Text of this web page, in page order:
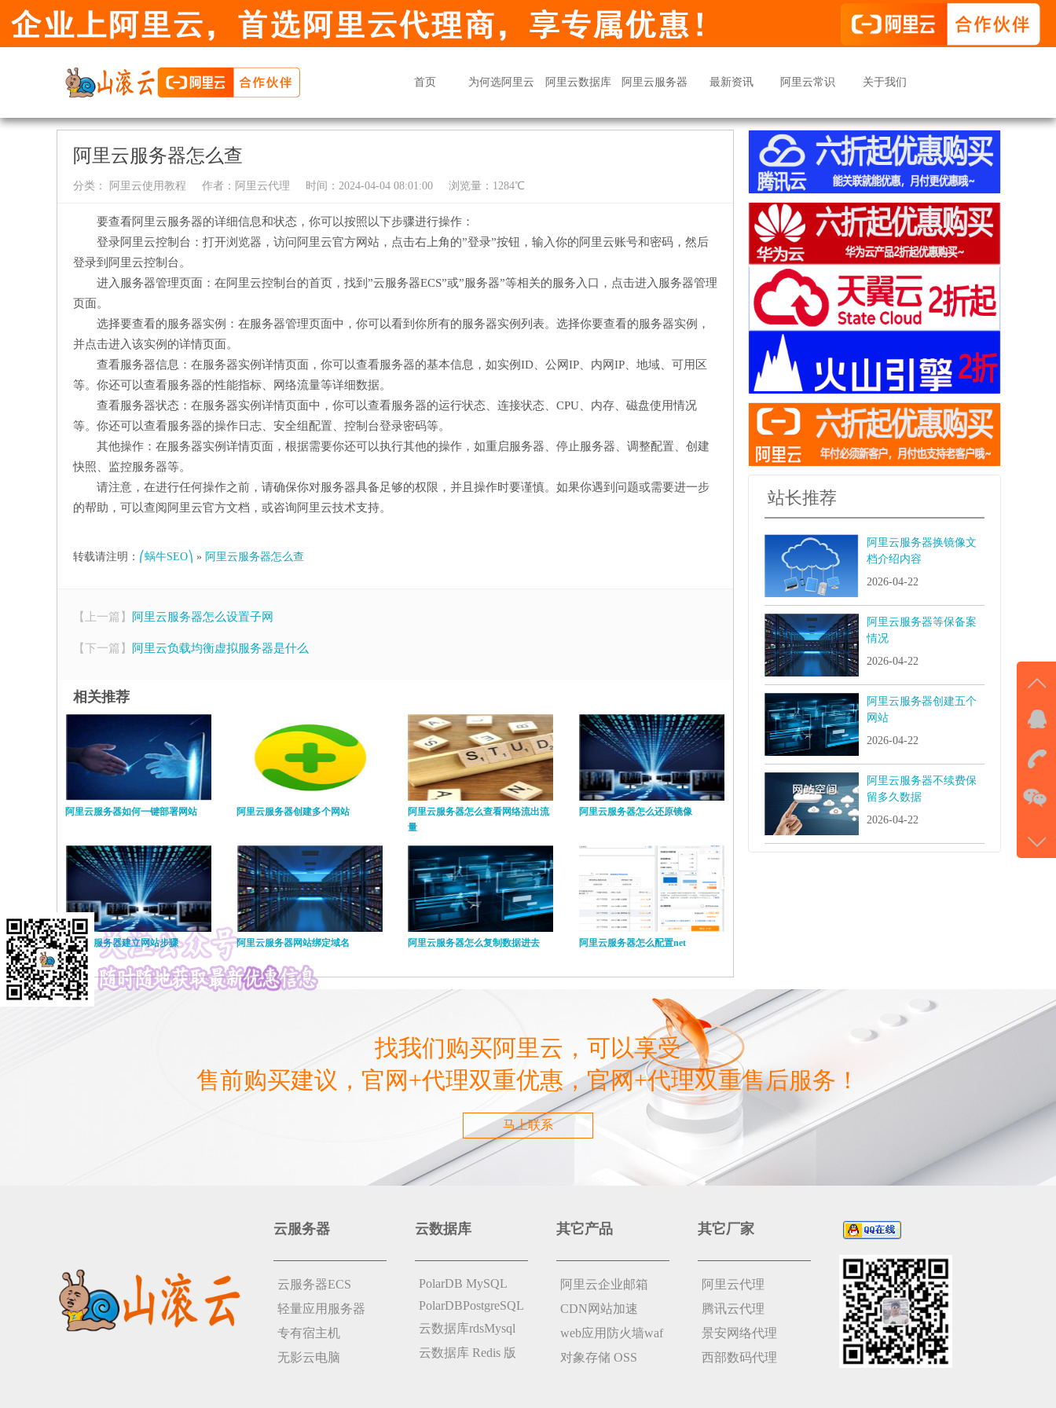
首页 为何选阿里云 阿里云数据库 阿里云服务器 最新资讯 阿里云常识 关于我们
阿里云服务器怎么查
分类： 阿里云使用教程 作者： 阿里云代理 时间：2024-04-04 08:01:00 浏览量：1284℃
要查看阿里云服务器的详细信息和状态，你可以按照以下步骤进行操作：
登录阿里云控制台：打开浏览器，访问阿里云官方网站，点击右上角的”登录”按钮，输入你的阿里云账号和密码，然后
登录到阿里云控制台。
进入服务器管理页面：在阿里云控制台的首页，找到”云服务器ECS”或”服务器”等相关的服务入口，点击进入服务器管理
页面。
选择要查看的服务器实例：在服务器管理页面中，你可以看到你所有的服务器实例列表。选择你要查看的服务器实例，
并点击进入该实例的详情页面。
查看服务器信息：在服务器实例详情页面，你可以查看服务器的基本信息，如实例ID、公网IP、内网IP、地域、可用区
等。你还可以查看服务器的性能指标、网络流量等详细数据。
查看服务器状态：在服务器实例详情页面中，你可以查看服务器的运行状态、连接状态、CPU、内存、磁盘使用情况
等。你还可以查看服务器的操作日志、安全组配置、控制台登录密码等。
其他操作：在服务器实例详情页面，根据需要你还可以执行其他的操作，如重启服务器、停止服务器、调整配置、创建
快照、监控服务器等。
请注意，在进行任何操作之前，请确保你对服务器具备足够的权限，并且操作时要谨慎。如果你遇到问题或需要进一步
的帮助，可以查阅阿里云官方文档，或咨询阿里云技术支持。
转载请注明： ⎛蜗牛SEO⎞ » 阿里云服务器怎么查
【上一篇】 阿里云服务器怎么设置子网
【下一篇】 阿里云负载均衡虚拟服务器是什么
相关推荐
阿里云服务器如何一键部署网站 阿里云服务器创建多个网站
阿里云服务器怎么查看网络流出流
量
阿里云服务器怎么还原镜像
阿里云服务器建立网站步骤 阿里云服务器网站绑定域名 阿里云服务器怎么复制数据进去 阿里云服务器怎么配置net
站长推荐
阿里云服务器换镜像文
档介绍内容
2026-04-22
阿里云服务器等保备案
情况
2026-04-22
阿里云服务器创建五个
网站
2026-04-22
阿里云服务器不续费保
留多久数据
2026-04-22
找我们购买阿里云，可以享受
售前购买建议，官网+代理双重优惠，官网+代理双重售后服务！
马上联系
云服务器
云服务器ECS
轻量应用服务器
专有宿主机
无影云电脑
云数据库
PolarDB MySQL
PolarDBPostgreSQL
云数据库rdsMysql
云数据库 Redis 版
其它产品
阿里云企业邮箱
CDN网站加速
web应用防火墙waf
对象存储 OSS
其它厂家
阿里云代理
腾讯云代理
景安网络代理
西部数码代理
QQ
击
177-